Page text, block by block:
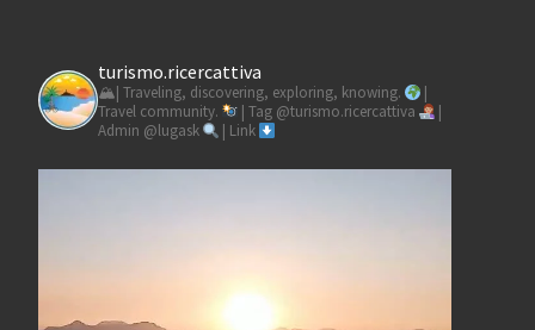
turismo.ricercattiva
🏔| Traveling, discovering, exploring, knowing.
Travel community.
| Tag @turismo.ricercattiva
Admin @lugask
| Link